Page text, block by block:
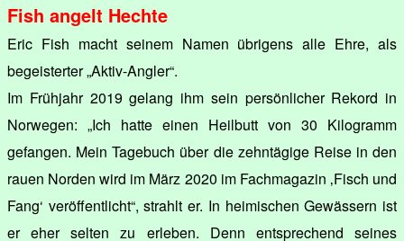
Fish angelt Hechte
Eric Fish macht seinem Namen übrigens alle Ehre, als
begeisterter „Aktiv-Angler“.
Im Frühjahr 2019 gelang ihm sein persönlicher Rekord in
Norwegen: „Ich hatte einen Heilbutt von 30 Kilogramm
gefangen. Mein Tagebuch über die zehntägige Reise in den
rauen Norden wird im März 2020 im Fachmagazin ‚Fisch und
Fang‘ veröffentlicht“, strahlt er. In heimischen Gewässern ist
er eher selten zu erleben. Denn entsprechend seines